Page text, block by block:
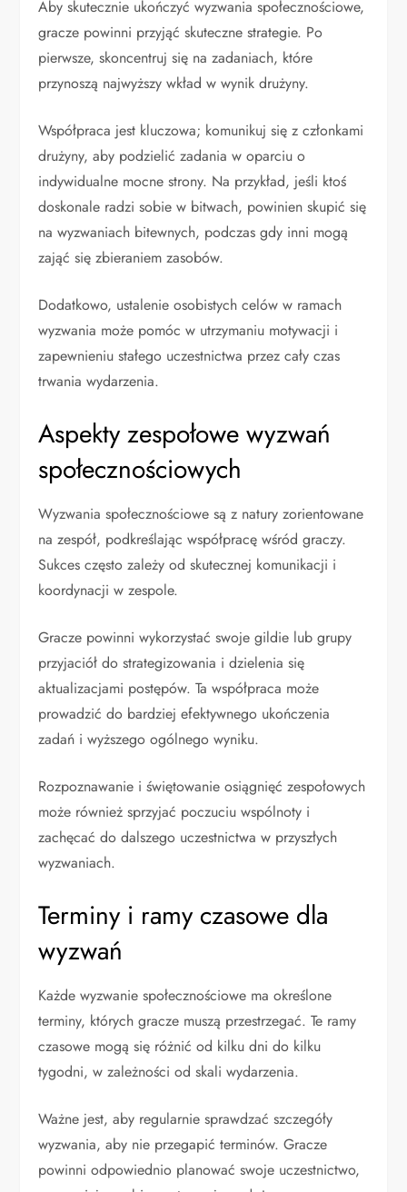
Aby skutecznie ukończyć wyzwania społecznościowe,
gracze powinni przyjąć skuteczne strategie. Po
pierwsze, skoncentruj się na zadaniach, które
przynoszą najwyższy wkład w wynik drużyny.
Współpraca jest kluczowa; komunikuj się z członkami
drużyny, aby podzielić zadania w oparciu o
indywidualne mocne strony. Na przykład, jeśli ktoś
doskonale radzi sobie w bitwach, powinien skupić się
na wyzwaniach bitewnych, podczas gdy inni mogą
zająć się zbieraniem zasobów.
Dodatkowo, ustalenie osobistych celów w ramach
wyzwania może pomóc w utrzymaniu motywacji i
zapewnieniu stałego uczestnictwa przez cały czas
trwania wydarzenia.
Aspekty zespołowe wyzwań
społecznościowych
Wyzwania społecznościowe są z natury zorientowane
na zespół, podkreślając współpracę wśród graczy.
Sukces często zależy od skutecznej komunikacji i
koordynacji w zespole.
Gracze powinni wykorzystać swoje gildie lub grupy
przyjaciół do strategizowania i dzielenia się
aktualizacjami postępów. Ta współpraca może
prowadzić do bardziej efektywnego ukończenia
zadań i wyższego ogólnego wyniku.
Rozpoznawanie i świętowanie osiągnięć zespołowych
może również sprzyjać poczuciu wspólnoty i
zachęcać do dalszego uczestnictwa w przyszłych
wyzwaniach.
Terminy i ramy czasowe dla
wyzwań
Każde wyzwanie społecznościowe ma określone
terminy, których gracze muszą przestrzegać. Te ramy
czasowe mogą się różnić od kilku dni do kilku
tygodni, w zależności od skali wydarzenia.
Ważne jest, aby regularnie sprawdzać szczegóły
wyzwania, aby nie przegapić terminów. Gracze
powinni odpowiednio planować swoje uczestnictwo,